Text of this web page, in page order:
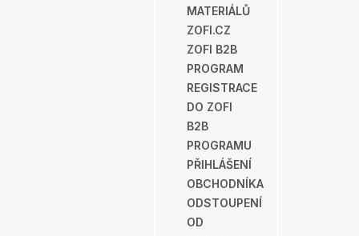
MATERIÁLŮ
ZOFI.CZ
ZOFI B2B
PROGRAM
REGISTRACE
DO ZOFI
B2B
PROGRAMU
PŘIHLÁŠENÍ
OBCHODNÍKA
ODSTOUPENÍ
OD